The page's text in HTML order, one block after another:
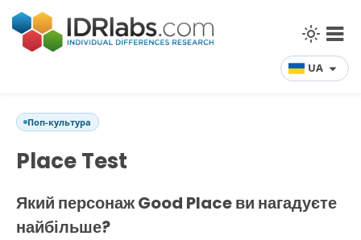
UA
Поп-культура
Place Test
Який персонаж Good Place ви нагадуєте
найбільше?